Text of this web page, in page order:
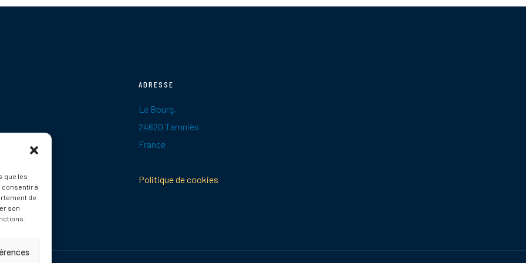
que les
consentir à
de
son
ADRESSE
Le Bourg,
24620 Tamniès
France
Politique de cookies